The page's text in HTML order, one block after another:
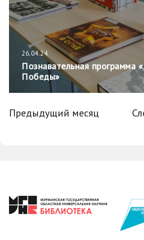
26.04.24
Познавательная программа
Победы»
Предыдущий месяц